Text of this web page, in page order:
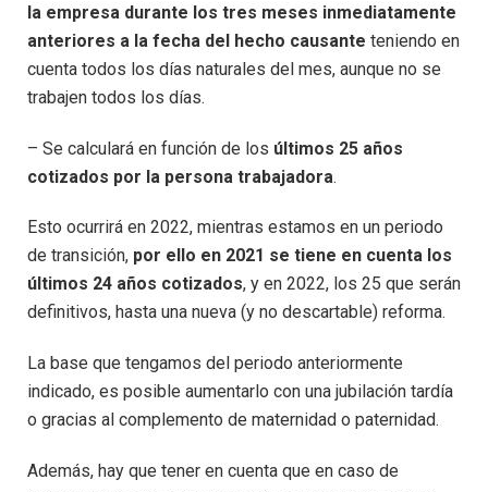
la empresa durante los tres meses inmediatamente
anteriores a la fecha del hecho causante teniendo en
cuenta todos los días naturales del mes, aunque no se
trabajen todos los días.
– Se calculará en función de los últimos 25 años
cotizados por la persona trabajadora.
Esto ocurrirá en 2022, mientras estamos en un periodo
de transición, por ello en 2021 se tiene en cuenta los
últimos 24 años cotizados, y en 2022, los 25 que serán
definitivos, hasta una nueva (y no descartable) reforma.
La base que tengamos del periodo anteriormente
indicado, es posible aumentarlo con una jubilación tardía
o gracias al complemento de maternidad o paternidad.
Además, hay que tener en cuenta que en caso de